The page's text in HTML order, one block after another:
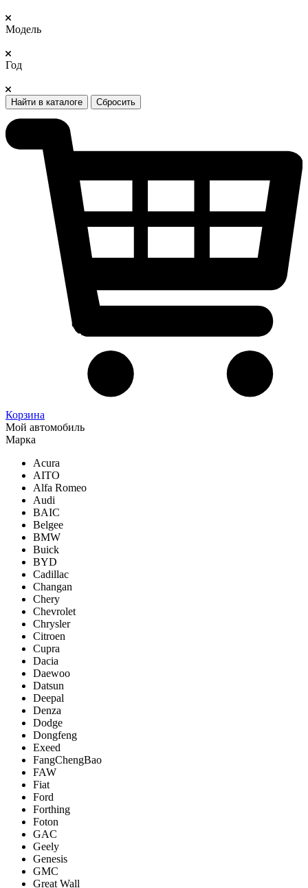
Модель
Год
Найти в каталоге Сбросить
Корзина
Мой автомобиль
Марка
Acura
AITO
Alfa Romeo
Audi
BAIC
Belgee
BMW
Buick
BYD
Cadillac
Changan
Chery
Chevrolet
Chrysler
Citroen
Cupra
Dacia
Daewoo
Datsun
Deepal
Denza
Dodge
Dongfeng
Exeed
FangChengBao
FAW
Fiat
Ford
Forthing
Foton
GAC
Geely
Genesis
GMC
Great Wall